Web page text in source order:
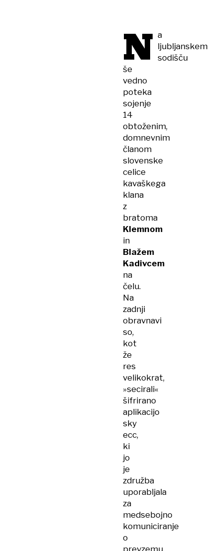
N a
ljubljanskem
sodišču
še
vedno
poteka
sojenje
14
obtoženim,
domnevnim
članom
slovenske
celice
kavaškega
klana
z
bratoma
Klemnom
in
Blažem
Kadivcem
na
čelu.
Na
zadnji
obravnavi
so,
kot
že
res
velikokrat,
»secirali«
šifrirano
aplikacijo
sky
ecc,
ki
jo
je
združba
uporabljala
za
medsebojno
komuniciranje
o
prevzemu,
nadzor